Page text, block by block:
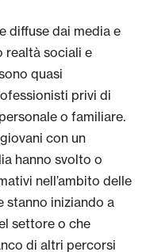
diffuse dai media e
realtà sociali e
quasi
privi di
o familiare.
con un
hanno svolto o
nell’ambito delle
stanno iniziando a
settore o che
di altri percorsi